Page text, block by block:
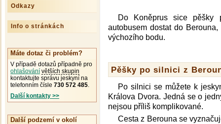
Do Koněprus sice
autobusem dostat do
výchozího bodu.
Pěšky po silnici z
Po silnici se můžete k
Králova Dvora. Jedná se o
nejsou příliš komplikované.
Cesta z Berouna se
Odkazy
Info o stránkách
Máte dotaz či problém?
V případě dotazů případně pro
ohlašování větších skupin
kontaktujte správu jeskyní na
telefonním čísle 730 572 485
Další kontakty >>
Další podzemí v okolí